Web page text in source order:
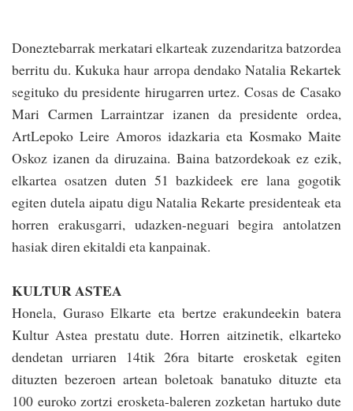
Doneztebarrak merkatari elkarteak zuzendaritza batzordea
be­rritu du. Kukuka haur arro­pa dendako Natalia Rekartek
segituko du presidente hirugarren urtez. Cosas de Casako
Mari Carmen Larrain­tzar izanen da presidente ordea,
ArtLepoko Leire Amoros idazkaria eta Kosmako Maite
Oskoz izanen da diruzaina. Baina batzordekoak ez ezik,
elkartea osa­tzen duten 51 bazkideek ere lana gogotik
egiten dutela aipatu digu Natalia Rekarte presidenteak eta
horren erakusgarri, udazken-neguari begira antolatzen
hasiak diren ekitaldi eta kanpainak.
KULTUR ASTEA
Honela, Guraso Elkarte eta bertze erakundeekin batera
Kultur Astea prestatu dute. Ho­rren aitzinetik, elkarteko
dendetan urriaren 14tik 26ra bitarte erosketak egiten
dituzten bezeroen artean boletoak banatuko dituzte eta
100 euroko zortzi erosketa-baleren zozketan hartuko dute